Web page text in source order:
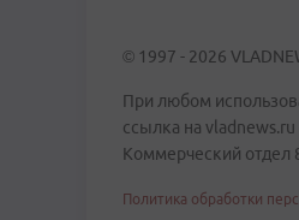
© 1997 - 2026
При любом
ссылка на vladnews.ru
Коммерческий отдел
Политика обработки